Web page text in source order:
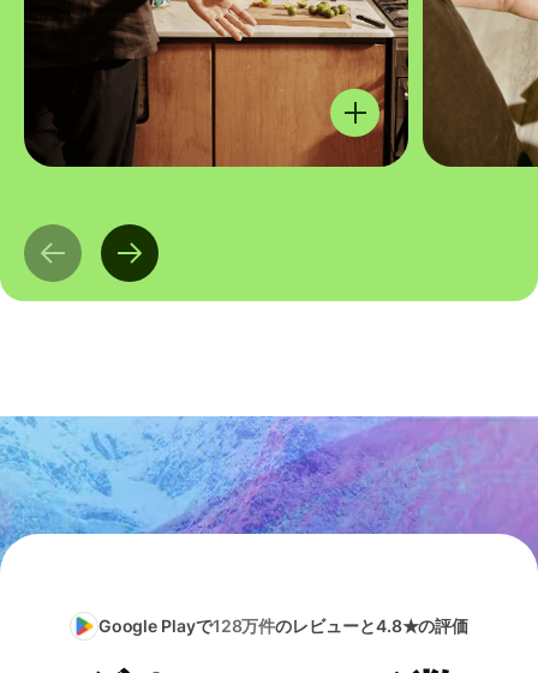
Google Playで128万件のレビューと4.8★の評価